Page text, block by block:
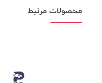
محصولات مرتبط